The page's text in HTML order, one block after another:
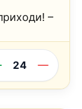
–
24